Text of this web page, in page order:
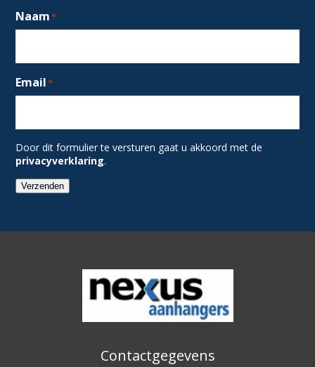
Naam*
Email*
Door dit formulier te versturen gaat u akkoord met de
privacyverklaring.
Verzenden
Contactgegevens